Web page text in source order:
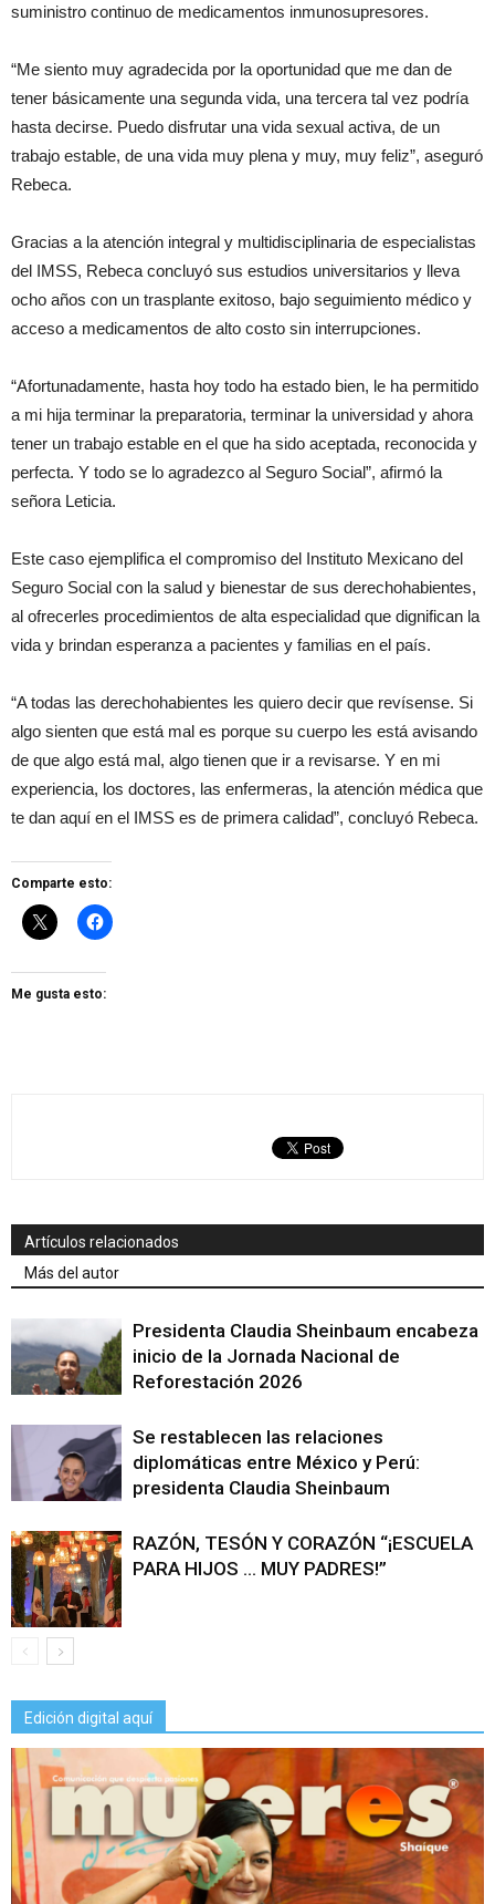
suministro continuo de medicamentos inmunosupresores.
“Me siento muy agradecida por la oportunidad que me dan de
tener básicamente una segunda vida, una tercera tal vez podría
hasta decirse. Puedo disfrutar una vida sexual activa, de un
trabajo estable, de una vida muy plena y muy, muy feliz”, aseguró
Rebeca.
Gracias a la atención integral y multidisciplinaria de especialistas
del IMSS, Rebeca concluyó sus estudios universitarios y lleva
ocho años con un trasplante exitoso, bajo seguimiento médico y
acceso a medicamentos de alto costo sin interrupciones.
“Afortunadamente, hasta hoy todo ha estado bien, le ha permitido
a mi hija terminar la preparatoria, terminar la universidad y ahora
tener un trabajo estable en el que ha sido aceptada, reconocida y
perfecta. Y todo se lo agradezco al Seguro Social”, afirmó la
señora Leticia.
Este caso ejemplifica el compromiso del Instituto Mexicano del
Seguro Social con la salud y bienestar de sus derechohabientes,
al ofrecerles procedimientos de alta especialidad que dignifican la
vida y brindan esperanza a pacientes y familias en el país.
“A todas las derechohabientes les quiero decir que revísense. Si
algo sienten que está mal es porque su cuerpo les está avisando
de que algo está mal, algo tienen que ir a revisarse. Y en mi
experiencia, los doctores, las enfermeras, la atención médica que
te dan aquí en el IMSS es de primera calidad”, concluyó Rebeca.
Comparte esto:
Me gusta esto:
Artículos relacionados
Más del autor
Presidenta Claudia Sheinbaum encabeza
inicio de la Jornada Nacional de
Reforestación 2026
Se restablecen las relaciones
diplomáticas entre México y Perú:
presidenta Claudia Sheinbaum
RAZÓN, TESÓN Y CORAZÓN “¡ESCUELA
PARA HIJOS … MUY PADRES!”
Edición digital aquí